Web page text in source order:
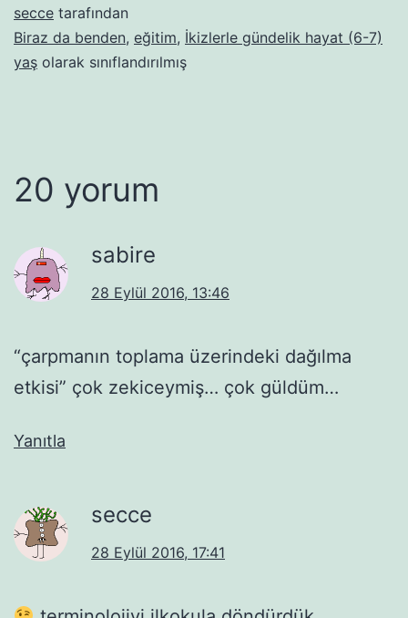
secce tarafından
Biraz da benden, eğitim, İkizlerle gündelik hayat (6-7)
yaş olarak sınıflandırılmış
20 yorum
sabire
28 Eylül 2016, 13:46
“çarpmanın toplama üzerindeki dağılma
etkisi” çok zekiceymiş… çok güldüm…
Yanıtla
secce
28 Eylül 2016, 17:41